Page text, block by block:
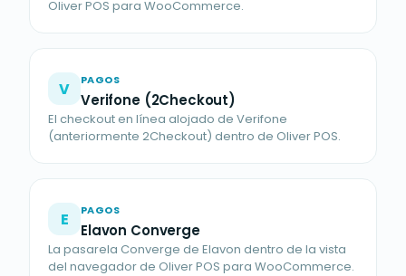
Oliver POS para WooCommerce.
V PAGOS
Verifone (2Checkout)
El checkout en línea alojado de Verifone
(anteriormente 2Checkout) dentro de Oliver POS.
E PAGOS
Elavon Converge
La pasarela Converge de Elavon dentro de la vista
del navegador de Oliver POS para WooCommerce.